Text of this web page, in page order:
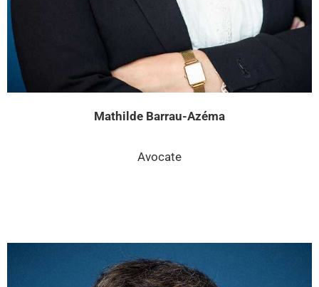
Mathilde Barrau-Azéma
Avocate